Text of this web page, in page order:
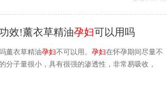
效!薰衣草精油孕妇可以用吗
薰衣草精油孕妇不可以用。 孕妇在怀孕期间尽量不
分子量很小，具有很强的渗透性，非常易吸收，